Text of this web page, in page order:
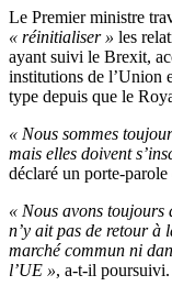
Le Premier ministre
« réinitialiser » les
ayant suivi le Brexit,
institutions de l’Union
type depuis que le
« Nous sommes
mais elles doivent
déclaré un porte-
« Nous avons
n’y ait pas de retour à
marché commun ni
l’UE », a-t-il poursuivi.